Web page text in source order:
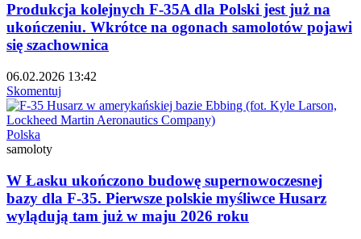
Produkcja kolejnych F-35A dla Polski jest już na
ukończeniu. Wkrótce na ogonach samolotów pojawi
się szachownica
06.02.2026 13:42
Skomentuj
Polska
samoloty
W Łasku ukończono budowę supernowoczesnej
bazy dla F-35. Pierwsze polskie myśliwce Husarz
wylądują tam już w maju 2026 roku